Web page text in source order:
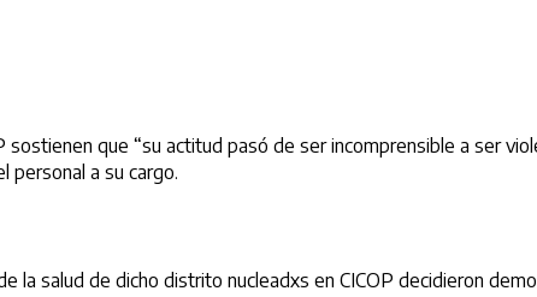
que “su actitud pasó de ser incomprensible a ser
personal a su cargo.
salud de dicho distrito nucleadxs en CICOP decidieron